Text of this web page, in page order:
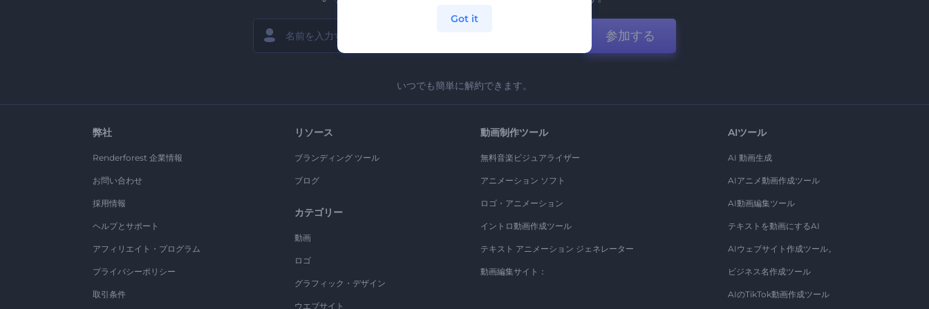
参加する
いつでも簡単に解約できます。
弊社
Renderforest 企業情報
お問い合わせ
採用情報
ヘルプとサポート
アフィリエイト・プログラム
プライバシーポリシー
取引条件
リソース
ブランディング ツール
ブログ
カテゴリー
動画
ロゴ
グラフィック・デザイン
ウエブサイト
動画制作ツール
無料音楽ビジュアライザー
アニメーション ソフト
ロゴ・アニメーション
イントロ動画作成ツール
テキスト アニメーション ジェネレーター
動画編集サイト：
AIツール
AI 動画生成
AIアニメ動画作成ツール
AI動画編集ツール
テキストを動画にするAI
AIウェブサイト作成ツール。
ビジネス名作成ツール
AIのTikTok動画作成ツール
Got it